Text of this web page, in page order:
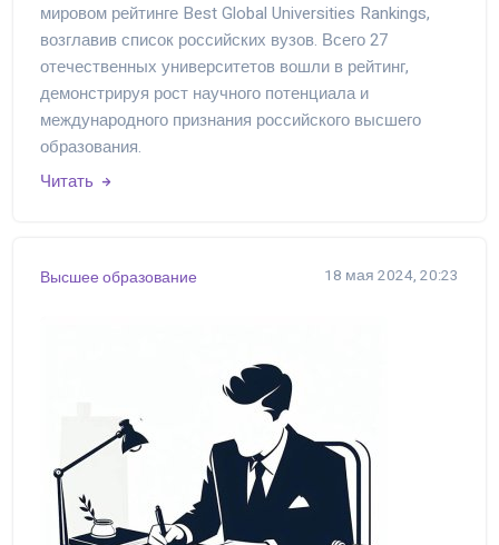
мировом рейтинге Best Global Universities Rankings,
возглавив список российских вузов. Всего 27
отечественных университетов вошли в рейтинг,
демонстрируя рост научного потенциала и
международного признания российского высшего
образования.
Читать
Высшее образование 18 мая 2024, 20:23